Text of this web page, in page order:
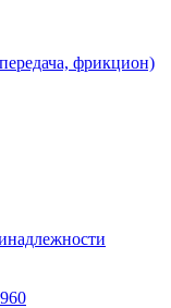
фрикцион)